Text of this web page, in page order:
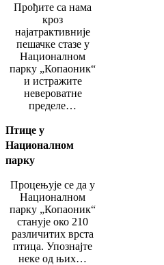
Прођите са нама
кроз
најатрактивније
пешачке стазе у
Националном
парку „Копаоник“
и истражите
невероватне
пределе…
Птице у
Националном
парку
Процењује се да у
Националном
парку „Копаоник“
станује око 210
различитих врста
птица. Упознајте
неке од њих…